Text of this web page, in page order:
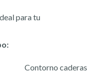
para tu
Contorno caderas